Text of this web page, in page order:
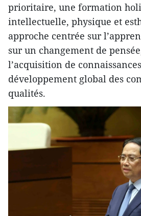
prioritaire, une formation
intellectuelle, physique et
approche centrée sur
sur un changement de
l’acquisition de
développement global des
qualités.